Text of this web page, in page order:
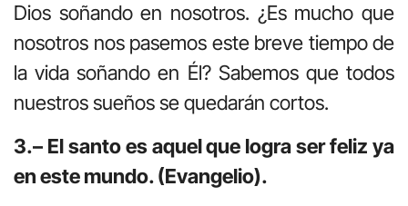
Dios soñando en nosotros. ¿Es mucho que
nosotros nos pasemos este breve tiempo de
la vida soñando en Él? Sabemos que todos
nuestros sueños se quedarán cortos.
3.– El santo es aquel que logra ser feliz ya
en este mundo. (Evangelio).